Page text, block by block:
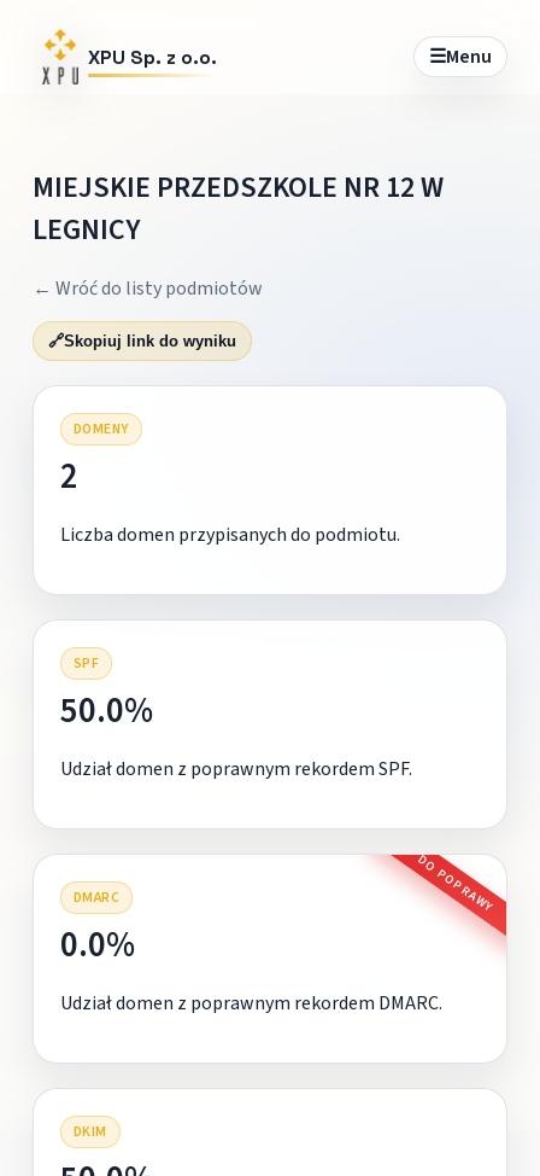
XPU Sp. z o.o. ☰Menu
MIEJSKIE PRZEDSZKOLE NR 12 W
LEGNICY
← Wróć do listy podmiotów
🔗Skopiuj link do wyniku
DOMENY
2
Liczba domen przypisanych do podmiotu.
SPF
50.0%
Udział domen z poprawnym rekordem SPF.
DMARC DO POPRAWY
0.0%
Udział domen z poprawnym rekordem DMARC.
DKIM